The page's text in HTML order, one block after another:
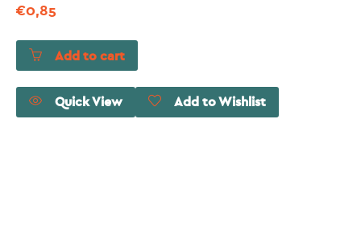
€0,85
Add to cart
Quick View Add to Wishlist